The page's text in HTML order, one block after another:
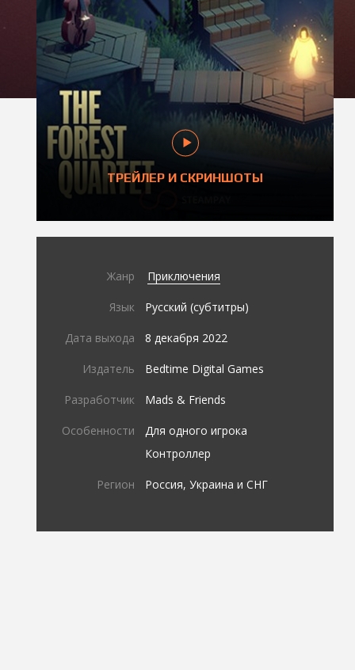
ТРЕЙЛЕР И СКРИНШОТЫ
Жанр Приключения
Язык Русский (субтитры)
Дата выхода 8 декабря 2022
Издатель Bedtime Digital Games
Разработчик Mads & Friends
Особенности
Для одного игрока
Контроллер
Регион Россия, Украина и СНГ